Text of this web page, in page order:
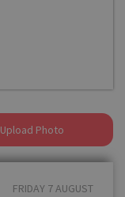
Upload Photo
FRIDAY 7 AUGUST